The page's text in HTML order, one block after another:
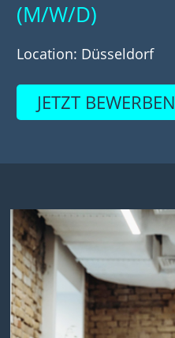
(M/W/D)
Location: Düsseldorf
JETZT BEWERBEN